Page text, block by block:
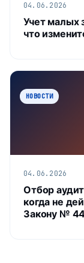
04.06.2026
Учет малых
что
НОВОСТИ
04.06.2026
Отбор
когда не
Закону №